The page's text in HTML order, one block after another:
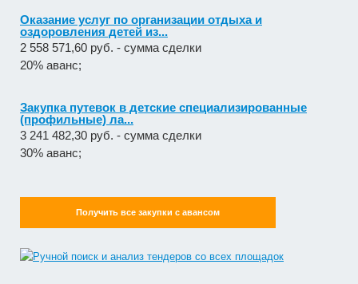
Оказание услуг по организации отдыха и
оздоровления детей из...
2 558 571,60 руб. - сумма сделки
20% аванс;
Закупка путевок в детские специализированные
(профильные) ла...
3 241 482,30 руб. - сумма сделки
30% аванс;
Получить все закупки с авансом